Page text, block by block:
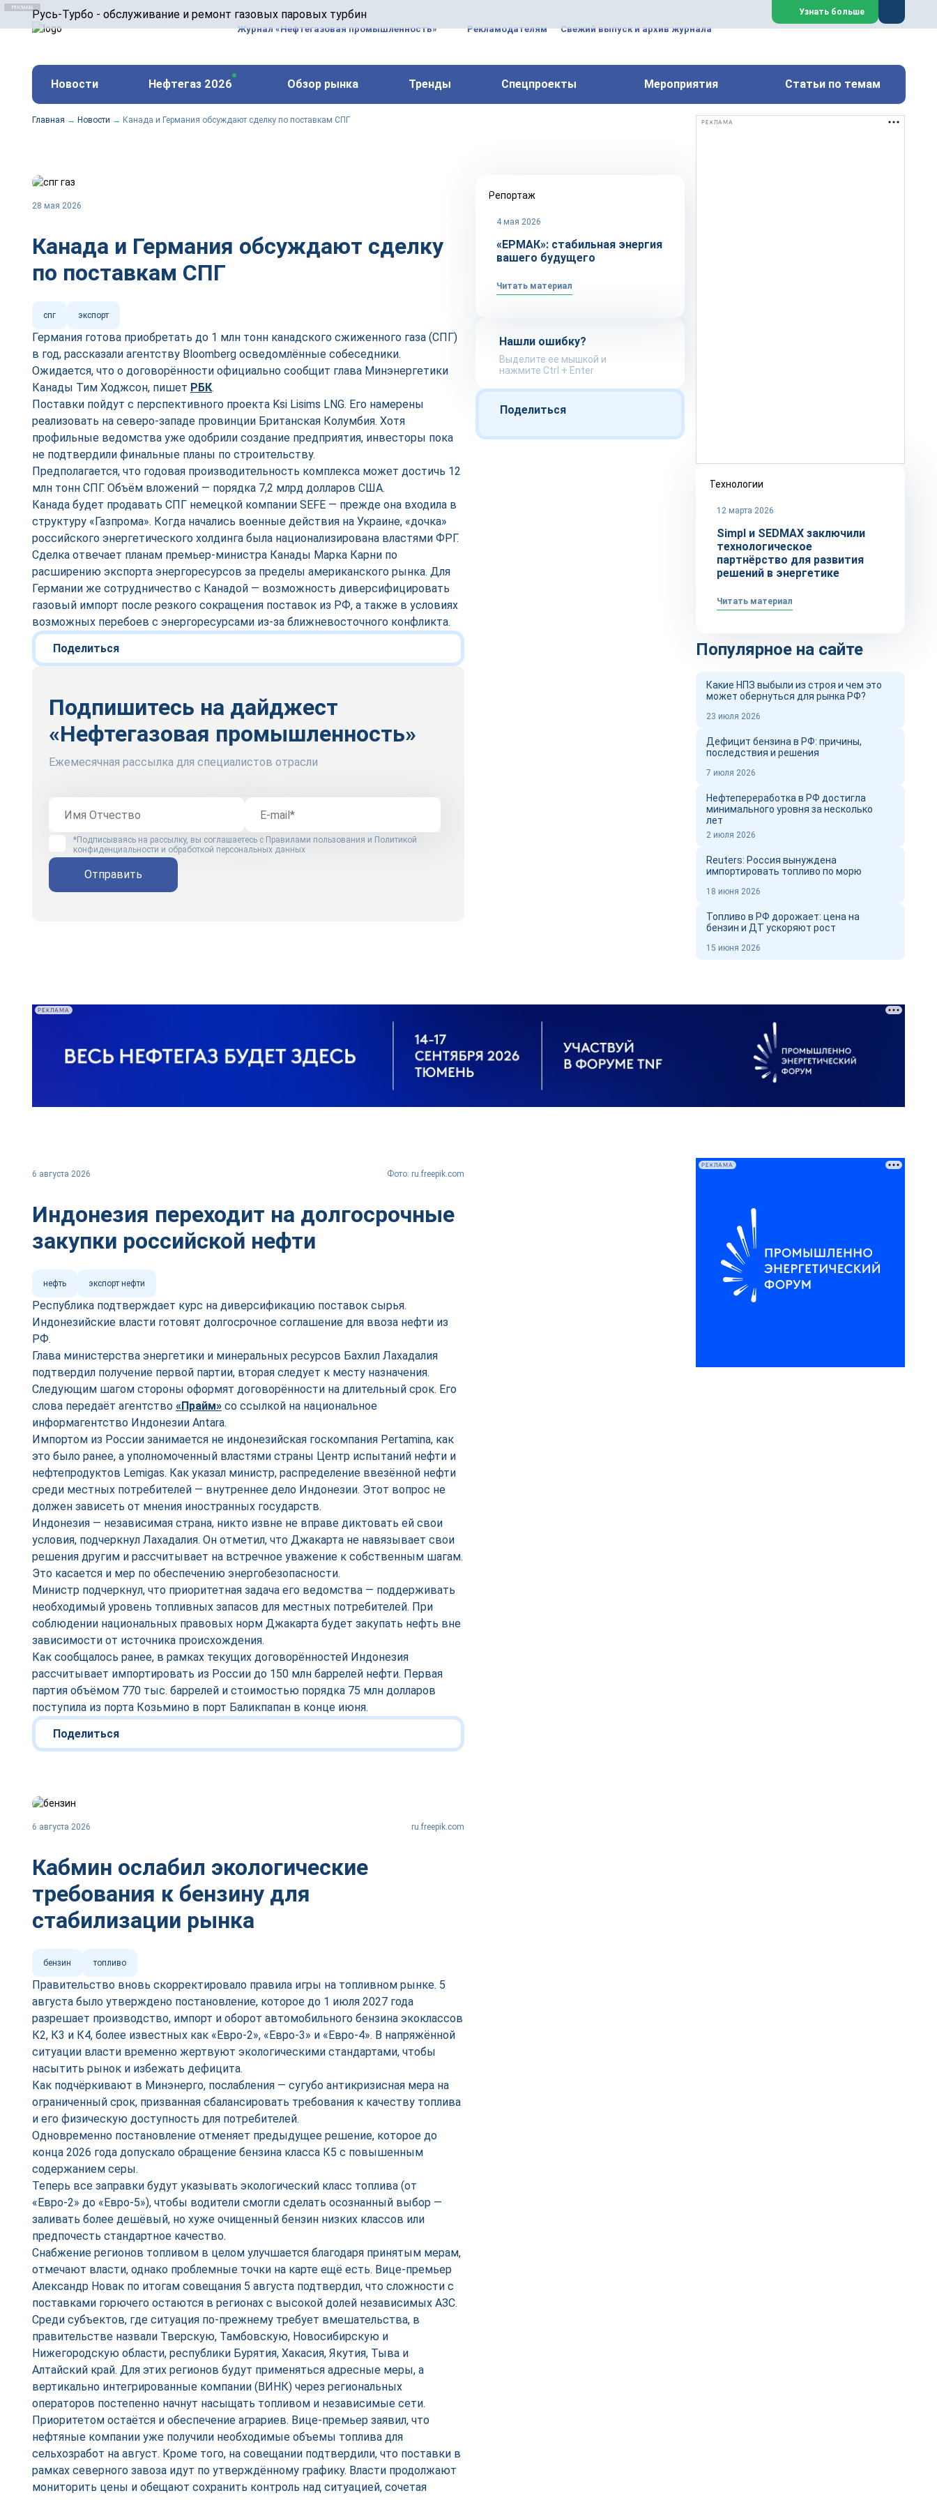
Русь-Турбо - обслуживание и ремонт газовых паровых турбин
ООО «Русь-Турбо» занимается сервисом газовых и паровых турбин, комплексным ремонтом, восстановлением, техническим обслуживанием
оборудования ТЭС, зарубежных поршневых машин и компрессоров, которые работают на нефтегазовых, нефтехимических, металлургических
и других предприятиях.
Реклама. ООО «Русь-Турбо», ИНН 7802588950
erid: F7NfYUJCUneVdwPs4znf
Закрыть
Узнать больше
Журнал «Нефтегазовая промышленность» Рекламодателям Свежий выпуск и архив журнала
Новости Нефтегаз 2026 Обзор рынка Тренды Спецпроекты Мероприятия Статьи по темам
Главная → Новости → Канада и Германия обсуждают сделку по поставкам СПГ
28 мая 2026
Канада и Германия обсуждают сделку
по поставкам СПГ
спг экспорт
Германия готова приобретать до 1 млн тонн канадского сжиженного газа (СПГ)
в год, рассказали агентству Bloomberg осведомлённые собеседники.
Ожидается, что о договорённости официально сообщит глава Минэнергетики
Канады Тим Ходжсон, пишет РБК.
Поставки пойдут с перспективного проекта Ksi Lisims LNG. Его намерены
реализовать на северо-западе провинции Британская Колумбия. Хотя
профильные ведомства уже одобрили создание предприятия, инвесторы пока
не подтвердили финальные планы по строительству.
Предполагается, что годовая производительность комплекса может достичь 12
млн тонн СПГ. Объём вложений — порядка 7,2 млрд долларов США.
Канада будет продавать СПГ немецкой компании SEFE — прежде она входила в
структуру «Газпрома». Когда начались военные действия на Украине, «дочка»
российского энергетического холдинга была национализирована властями ФРГ.
Сделка отвечает планам премьер-министра Канады Марка Карни по
расширению экспорта энергоресурсов за пределы американского рынка. Для
Германии же сотрудничество с Канадой — возможность диверсифицировать
газовый импорт после резкого сокращения поставок из РФ, а также в условиях
возможных перебоев с энергоресурсами из-за ближневосточного конфликта.
Поделиться
Подпишитесь на дайджест
«Нефтегазовая промышленность»
Ежемесячная рассылка для специалистов отрасли
*Подписываясь на рассылку, вы соглашаетесь с Правилами пользования и Политикой
конфиденциальности и обработкой персональных данных
Отправить
Репортаж
4 мая 2026
«ЕРМАК»: стабильная энергия
вашего будущего
Читать материал
Нашли ошибку?
Выделите ее мышкой и
нажмите Ctrl + Enter
Поделиться
РЕКЛАМА
Технологии
12 марта 2026
Simpl и SEDMAX заключили
технологическое
партнёрство для развития
решений в энергетике
Читать материал
Популярное на сайте
Какие НПЗ выбыли из строя и чем это
может обернуться для рынка РФ?
23 июля 2026
Дефицит бензина в РФ: причины,
последствия и решения
7 июля 2026
Нефтепереработка в РФ достигла
минимального уровня за несколько
лет
2 июля 2026
Reuters: Россия вынуждена
импортировать топливо по морю
18 июня 2026
Топливо в РФ дорожает: цена на
бензин и ДТ ускоряют рост
15 июня 2026
РЕКЛАМА
6 августа 2026 Фото: ru.freepik.com
Индонезия переходит на долгосрочные
закупки российской нефти
нефть экспорт нефти
Республика подтверждает курс на диверсификацию поставок сырья.
Индонезийские власти готовят долгосрочное соглашение для ввоза нефти из
РФ.
Глава министерства энергетики и минеральных ресурсов Бахлил Лахадалия
подтвердил получение первой партии, вторая следует к месту назначения.
Следующим шагом стороны оформят договорённости на длительный срок. Его
слова передаёт агентство «Прайм» со ссылкой на национальное
информагентство Индонезии Antara.
Импортом из России занимается не индонезийская госкомпания Pertamina, как
это было ранее, а уполномоченный властями страны Центр испытаний нефти и
нефтепродуктов Lemigas. Как указал министр, распределение ввезённой нефти
среди местных потребителей — внутреннее дело Индонезии. Этот вопрос не
должен зависеть от мнения иностранных государств.
Индонезия — независимая страна, никто извне не вправе диктовать ей свои
условия, подчеркнул Лахадалия. Он отметил, что Джакарта не навязывает свои
решения другим и рассчитывает на встречное уважение к собственным шагам.
Это касается и мер по обеспечению энергобезопасности.
Министр подчеркнул, что приоритетная задача его ведомства — поддерживать
необходимый уровень топливных запасов для местных потребителей. При
соблюдении национальных правовых норм Джакарта будет закупать нефть вне
зависимости от источника происхождения.
Как сообщалось ранее, в рамках текущих договорённостей Индонезия
рассчитывает импортировать из России до 150 млн баррелей нефти. Первая
партия объёмом 770 тыс. баррелей и стоимостью порядка 75 млн долларов
поступила из порта Козьмино в порт Баликпапан в конце июня.
Поделиться
6 августа 2026 ru.freepik.com
Кабмин ослабил экологические
требования к бензину для
стабилизации рынка
бензин топливо
Правительство вновь скорректировало правила игры на топливном рынке. 5
августа было утверждено постановление, которое до 1 июля 2027 года
разрешает производство, импорт и оборот автомобильного бензина экоклассов
К2, К3 и К4, более известных как «Евро-2», «Евро-3» и «Евро-4». В напряжённой
ситуации власти временно жертвуют экологическими стандартами, чтобы
насытить рынок и избежать дефицита.
Как подчёркивают в Минэнерго, послабления — сугубо антикризисная мера на
ограниченный срок, призванная сбалансировать требования к качеству топлива
и его физическую доступность для потребителей.
Одновременно постановление отменяет предыдущее решение, которое до
конца 2026 года допускало обращение бензина класса К5 с повышенным
содержанием серы.
Теперь все заправки будут указывать экологический класс топлива (от
«Евро-2» до «Евро-5»), чтобы водители смогли сделать осознанный выбор —
заливать более дешёвый, но хуже очищенный бензин низких классов или
предпочесть стандартное качество.
Снабжение регионов топливом в целом улучшается благодаря принятым мерам,
отмечают власти, однако проблемные точки на карте ещё есть. Вице-премьер
Александр Новак по итогам совещания 5 августа подтвердил, что сложности с
поставками горючего остаются в регионах с высокой долей независимых АЗС.
Среди субъектов, где ситуация по-прежнему требует вмешательства, в
правительстве назвали Тверскую, Тамбовскую, Новосибирскую и
Нижегородскую области, республики Бурятия, Хакасия, Якутия, Тыва и
Алтайский край. Для этих регионов будут применяться адресные меры, а
вертикально интегрированные компании (ВИНК) через региональных
операторов постепенно начнут насыщать топливом и независимые сети.
Приоритетом остаётся и обеспечение аграриев. Вице-премьер заявил, что
нефтяные компании уже получили необходимые объемы топлива для
сельхозработ на август. Кроме того, на совещании подтвердили, что поставки в
рамках северного завоза идут по утверждённому графику. Власти продолжают
мониторить цены и обещают сохранить контроль над ситуацией, сочетая
РЕКЛАМА